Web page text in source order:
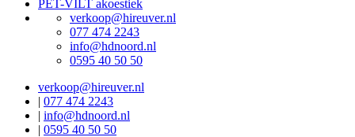
PET-VILT akoestiek
verkoop@hireuver.nl
077 474 2243
info@hdnoord.nl
0595 40 50 50
verkoop@hireuver.nl
| 077 474 2243
| info@hdnoord.nl
| 0595 40 50 50